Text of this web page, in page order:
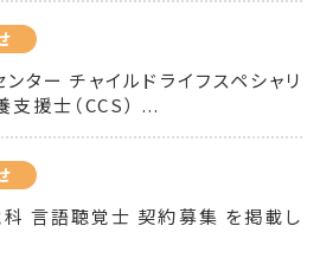
ター チャイルドライフスペシャリ
支援士（CCS） ...
言語聴覚士 契約募集 を掲載し